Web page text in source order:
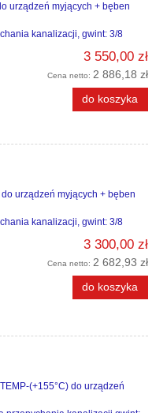
urządzeń myjących + bęben
kanalizacji, gwint: 3/8
3 550,00 zł
Cena netto: 2 886,18 zł
do koszyka
urządzeń myjących + bęben
kanalizacji, gwint: 3/8
3 300,00 zł
Cena netto: 2 682,93 zł
do koszyka
(+155°C) do urządzeń